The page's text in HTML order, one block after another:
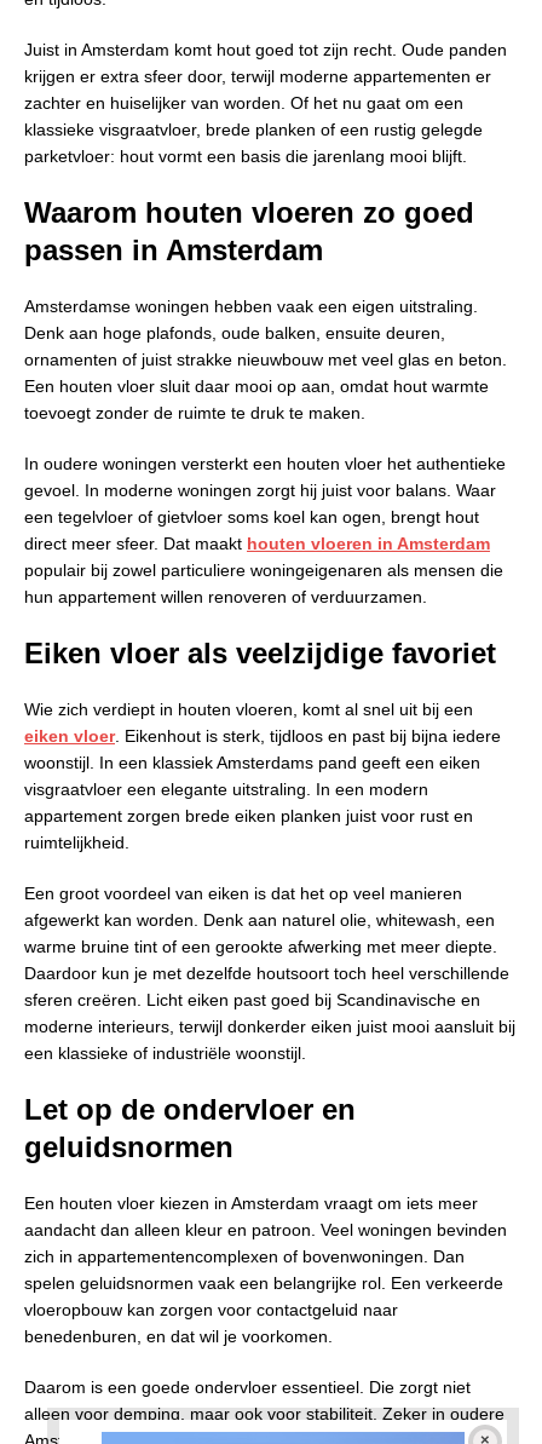
Juist in Amsterdam komt hout goed tot zijn recht. Oude panden
krijgen er extra sfeer door, terwijl moderne appartementen er
zachter en huiselijker van worden. Of het nu gaat om een
klassieke visgraatvloer, brede planken of een rustig gelegde
parketvloer: hout vormt een basis die jarenlang mooi blijft.
Waarom houten vloeren zo goed
passen in Amsterdam
Amsterdamse woningen hebben vaak een eigen uitstraling.
Denk aan hoge plafonds, oude balken, ensuite deuren,
ornamenten of juist strakke nieuwbouw met veel glas en beton.
Een houten vloer sluit daar mooi op aan, omdat hout warmte
toevoegt zonder de ruimte te druk te maken.
In oudere woningen versterkt een houten vloer het authentieke
gevoel. In moderne woningen zorgt hij juist voor balans. Waar
een tegelvloer of gietvloer soms koel kan ogen, brengt hout
direct meer sfeer. Dat maakt houten vloeren in Amsterdam
populair bij zowel particuliere woningeigenaren als mensen die
hun appartement willen renoveren of verduurzamen.
Eiken vloer als veelzijdige favoriet
Wie zich verdiept in houten vloeren, komt al snel uit bij een
eiken vloer. Eikenhout is sterk, tijdloos en past bij bijna iedere
woonstijl. In een klassiek Amsterdams pand geeft een eiken
visgraatvloer een elegante uitstraling. In een modern
appartement zorgen brede eiken planken juist voor rust en
ruimtelijkheid.
Een groot voordeel van eiken is dat het op veel manieren
afgewerkt kan worden. Denk aan naturel olie, whitewash, een
warme bruine tint of een gerookte afwerking met meer diepte.
Daardoor kun je met dezelfde houtsoort toch heel verschillende
sferen creëren. Licht eiken past goed bij Scandinavische en
moderne interieurs, terwijl donkerder eiken juist mooi aansluit bij
een klassieke of industriële woonstijl.
Let op de ondervloer en
geluidsnormen
Een houten vloer kiezen in Amsterdam vraagt om iets meer
aandacht dan alleen kleur en patroon. Veel woningen bevinden
zich in appartementencomplexen of bovenwoningen. Dan
spelen geluidsnormen vaak een belangrijke rol. Een verkeerde
vloeropbouw kan zorgen voor contactgeluid naar
benedenburen, en dat wil je voorkomen.
Daarom is een goede ondervloer essentieel. Die zorgt niet
alleen voor demping, maar ook voor stabiliteit. Zeker in oudere
Amsterdamse panden zijn vloeren niet altijd volledig vlak. Een